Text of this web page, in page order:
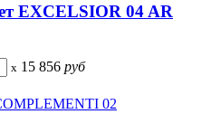
EXCELSIOR 04 AR
x 15 856 руб